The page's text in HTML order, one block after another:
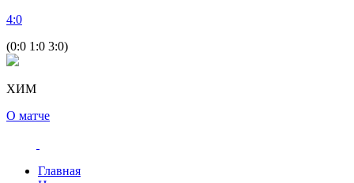
4:0
(0:0 1:0 3:0)
ХИМ
О матче
Главная